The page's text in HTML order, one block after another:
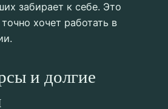
забирает к себе. Это
хочет работать в
и долгие